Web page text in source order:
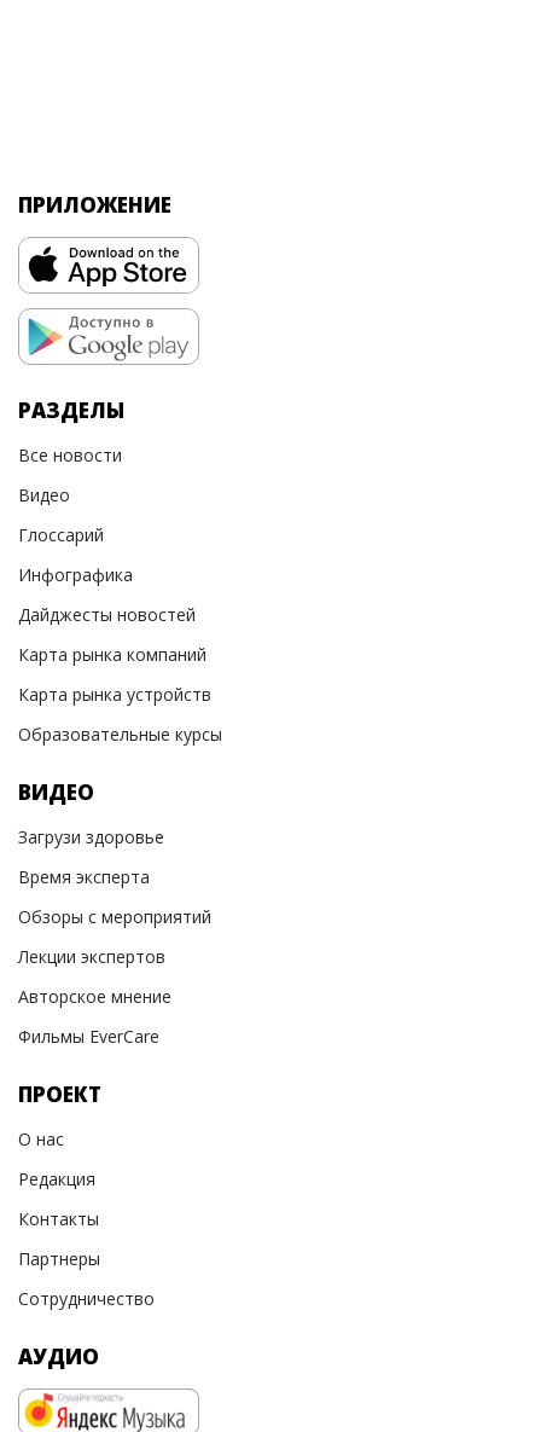
ПРИЛОЖЕНИЕ
РАЗДЕЛЫ
Все новости
Видео
Глоссарий
Инфографика
Дайджесты новостей
Карта рынка компаний
Карта рынка устройств
Образовательные курсы
ВИДЕО
Загрузи здоровье
Время эксперта
Обзоры с мероприятий
Лекции экспертов
Авторское мнение
Фильмы EverCare
ПРОЕКТ
О нас
Редакция
Контакты
Партнеры
Сотрудничество
АУДИО